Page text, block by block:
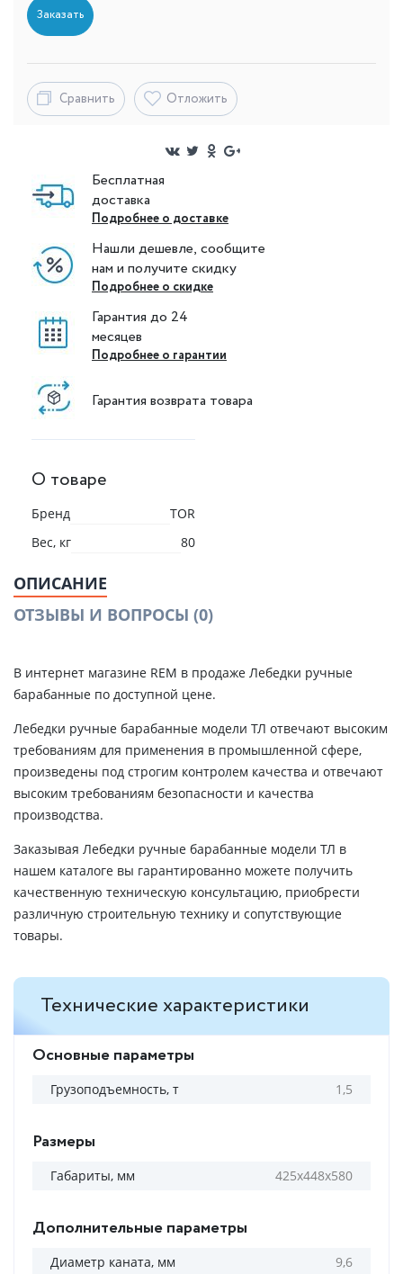
Заказать
Сравнить Отложить
Бесплатная
доставка
Подробнее о доставке
Нашли дешевле, сообщите
нам и получите скидку
Подробнее о скидке
Гарантия до 24
месяцев
Подробнее о гарантии
Гарантия возврата товара
О товаре
Бренд
TOR
Вес, кг
80
ОПИСАНИЕ
ОТЗЫВЫ И ВОПРОСЫ (0)
В интернет магазине REM в продаже Лебедки ручные
барабанные по доступной цене.
Лебедки ручные барабанные модели ТЛ отвечают высоким
требованиям для применения в промышленной сфере,
произведены под строгим контролем качества и отвечают
высоким требованиям безопасности и качества
производства.
Заказывая Лебедки ручные барабанные модели ТЛ в
нашем каталоге вы гарантированно можете получить
качественную техническую консультацию, приобрести
различную строительную технику и сопутствующие
товары.
Технические характеристики
Основные параметры
Грузоподъемность, т 1,5
Размеры
Габариты, мм 425х448х580
Дополнительные параметры
Диаметр каната, мм
9,6